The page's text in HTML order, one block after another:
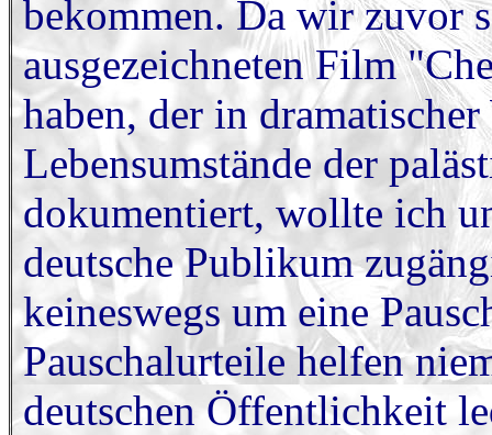
bekommen. Da wir zuvor
ausgezeichneten Film
haben, der in
Lebensumstände der
dokumentiert, wollte ich
deutsche Publikum
keineswegs um eine
Pauschalurteile helfen
deutschen Öffentlichkeit